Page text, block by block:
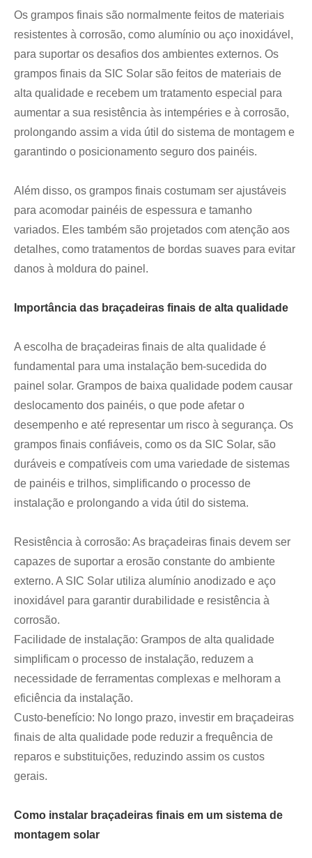
Os grampos finais são normalmente feitos de materiais
resistentes à corrosão, como alumínio ou aço inoxidável,
para suportar os desafios dos ambientes externos. Os
grampos finais da SIC Solar são feitos de materiais de
alta qualidade e recebem um tratamento especial para
aumentar a sua resistência às intempéries e à corrosão,
prolongando assim a vida útil do sistema de montagem e
garantindo o posicionamento seguro dos painéis.
Além disso, os grampos finais costumam ser ajustáveis ​​
para acomodar painéis de espessura e tamanho
variados. Eles também são projetados com atenção aos
detalhes, como tratamentos de bordas suaves para evitar
danos à moldura do painel.
Importância das braçadeiras finais de alta qualidade
A escolha de braçadeiras finais de alta qualidade é
fundamental para uma instalação bem-sucedida do
painel solar. Grampos de baixa qualidade podem causar
deslocamento dos painéis, o que pode afetar o
desempenho e até representar um risco à segurança. Os
grampos finais confiáveis, como os da SIC Solar, são
duráveis ​​e compatíveis com uma variedade de sistemas
de painéis e trilhos, simplificando o processo de
instalação e prolongando a vida útil do sistema.
Resistência à corrosão: As braçadeiras finais devem ser
capazes de suportar a erosão constante do ambiente
externo. A SIC Solar utiliza alumínio anodizado e aço
inoxidável para garantir durabilidade e resistência à
corrosão.
Facilidade de instalação: Grampos de alta qualidade
simplificam o processo de instalação, reduzem a
necessidade de ferramentas complexas e melhoram a
eficiência da instalação.
Custo-benefício: No longo prazo, investir em braçadeiras
finais de alta qualidade pode reduzir a frequência de
reparos e substituições, reduzindo assim os custos
gerais.
Como instalar braçadeiras finais em um sistema de
montagem solar